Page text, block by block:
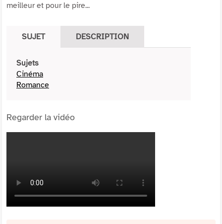
meilleur et pour le pire...
SUJET DESCRIPTION
Sujets
Cinéma
Romance
Regarder la vidéo